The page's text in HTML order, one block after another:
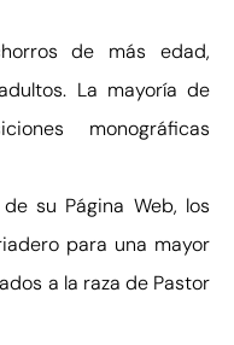
de más edad,
La mayoría de
monográficas
su Página Web, los
para una mayor
a la raza de Pastor